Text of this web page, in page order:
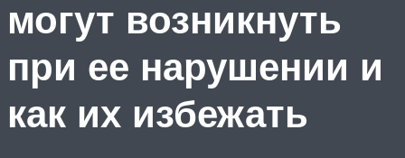
могут возникнуть
при ее нарушении и
как их избежать